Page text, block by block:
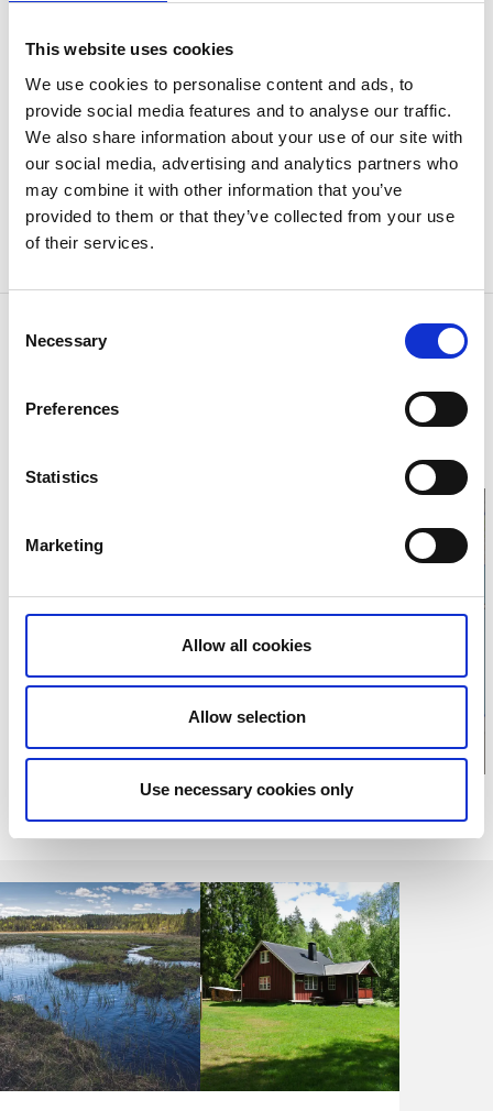
This website uses cookies
We use cookies to personalise content and ads, to
provide social media features and to analyse our traffic.
We also share information about your use of our site with
our social media, advertising and analytics partners who
may combine it with other information that you’ve
provided to them or that they’ve collected from your use
of their services.
Selection
Necessary
Preferences
Statistics
Marketing
Allow all cookies
Allow selection
Use necessary cookies only
Budalsviken är ett gammalt torp som ligger precis vid
den vackra bäck som utgör gränsen mellan Sverige
och Norge. Här kan du hyra en säng över ennatt eller
två för att upptäcka den unika, orörda naturen,
vandra, bada eller bara koppla av i vackra Tresticklan
nationalpark. Nycklar finns att hämta i receptionen
Dals-Eds kommunhus.
Kontaktinformation
Telefon:0534 190 22
Klicka för att visa
karta
Relaterade sidor